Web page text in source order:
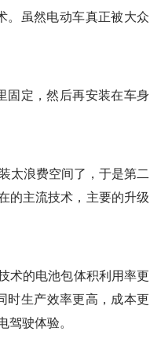
。虽然电动车真正被大众
固定，然后再安装在车身
太浪费空间了，于是第二
的主流技术，主要的升级
术的电池包体积利用率更
时生产效率更高，成本更
驾驶体验。